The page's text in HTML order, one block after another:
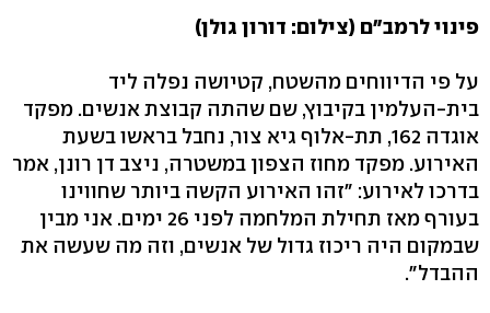
פינוי לרמב"ם (צילום: דורון גולן)
על פי הדיווחים מהשטח, קטיושה נפלה ליד
בית-העלמין בקיבוץ, שם שהתה קבוצת אנשים. מפקד
אוגדה 162, תת-אלוף גיא צור, נחבל בראשו בשעת
האירוע. מפקד מחוז הצפון במשטרה, ניצב דן רונן, אמר
בדרכו לאירוע: "זהו האירוע הקשה ביותר שחווינו
בעורף מאז תחילת המלחמה לפני 26 ימים. אני מבין
שבמקום היה ריכוז גדול של אנשים, וזה מה שעשה את
ההבדל".